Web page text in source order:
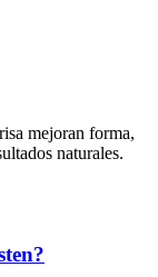
mejoran forma,
naturales.